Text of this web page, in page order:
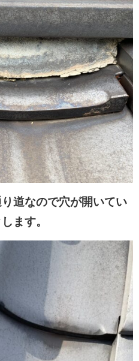
道なので穴が開いてい
ます。